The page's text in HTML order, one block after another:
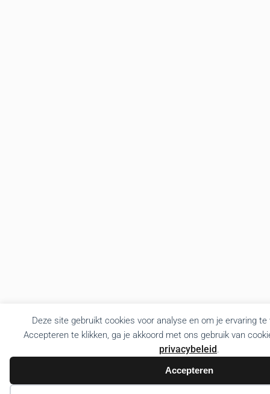
Deze site gebruikt cookies voor analyse en om je ervaring
Accepteren te klikken, ga je akkoord met ons gebruik van
privacybeleid.
Accepteren